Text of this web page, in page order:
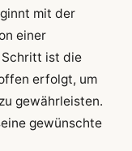
mit der
einer
Schritt ist die
erfolgt, um
gewährleisten.
gewünschte